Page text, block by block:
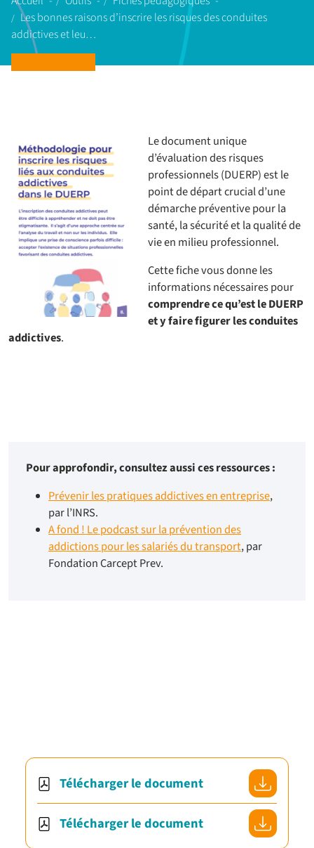
Les bonnes raisons d’inscrire les risques des conduites
addictives et leu…
Le document unique
d’évaluation des risques
professionnels (DUERP) est le
point de départ crucial d’une
démarche préventive pour la
santé, la sécurité et la qualité de
vie en milieu professionnel.
Cette fiche vous donne les
informations nécessaires pour
comprendre ce qu’est le DUERP
et y faire figurer les conduites
addictives.
Pour approfondir, consultez aussi ces ressources :
Prévenir les pratiques addictives en entreprise,
par l’INRS.
A fond ! Le podcast sur la prévention des
addictions pour les salariés du transport, par
Fondation Carcept Prev.
Télécharger le document
Télécharger le document